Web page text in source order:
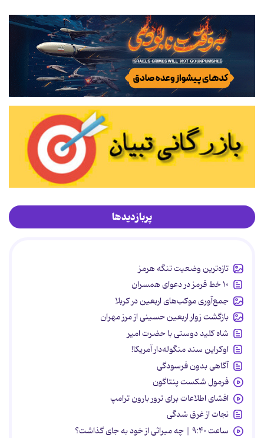
پربازدیدها
تازه‌ترین وضعیت تنگه هرمز
۱۰ خط قرمز در دعوای همسران
جمع‌آوری موکب‌های اربعین در کربلا
بازگشت زوار اربعین حسینی از مرز مهران
شاه کلید دوستی با حضرت امیر
اوکراین سند منگوله‌دار آمریکا!
آگاهی بدون فرسودگی
فرمول شکست پنتاگون
افشای اطلاعات برای ترور بارون ترامپ
نجات از غرق شدگی
ساعت ۹:۴۰ | چه میراثی از خود به جای گذاشت؟